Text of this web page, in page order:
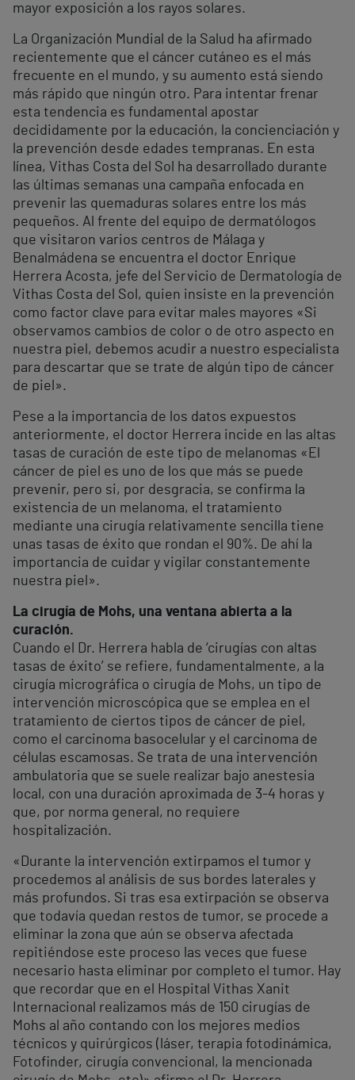
mayor exposición a los rayos solares.
La Organización Mundial de la Salud ha afirmado
recientemente que el cáncer cutáneo es el más
frecuente en el mundo, y su aumento está siendo
más rápido que ningún otro. Para intentar frenar
esta tendencia es fundamental apostar
decididamente por la educación, la concienciación y
la prevención desde edades tempranas. En esta
línea, Vithas Costa del Sol ha desarrollado durante
las últimas semanas una campaña enfocada en
prevenir las quemaduras solares entre los más
pequeños. Al frente del equipo de dermatólogos
que visitaron varios centros de Málaga y
Benalmádena se encuentra el doctor Enrique
Herrera Acosta, jefe del Servicio de Dermatología de
Vithas Costa del Sol, quien insiste en la prevención
como factor clave para evitar males mayores «Si
observamos cambios de color o de otro aspecto en
nuestra piel, debemos acudir a nuestro especialista
para descartar que se trate de algún tipo de cáncer
de piel».
Pese a la importancia de los datos expuestos
anteriormente, el doctor Herrera incide en las altas
tasas de curación de este tipo de melanomas «El
cáncer de piel es uno de los que más se puede
prevenir, pero si, por desgracia, se confirma la
existencia de un melanoma, el tratamiento
mediante una cirugía relativamente sencilla tiene
unas tasas de éxito que rondan el 90%. De ahí la
importancia de cuidar y vigilar constantemente
nuestra piel».
La cirugía de Mohs, una ventana abierta a la
curación.
Cuando el Dr. Herrera habla de ‘cirugías con altas
tasas de éxito’ se refiere, fundamentalmente, a la
cirugía micrográfica o cirugía de Mohs, un tipo de
intervención microscópica que se emplea en el
tratamiento de ciertos tipos de cáncer de piel,
como el carcinoma basocelular y el carcinoma de
células escamosas. Se trata de una intervención
ambulatoria que se suele realizar bajo anestesia
local, con una duración aproximada de 3-4 horas y
que, por norma general, no requiere
hospitalización.
«Durante la intervención extirpamos el tumor y
procedemos al análisis de sus bordes laterales y
más profundos. Si tras esa extirpación se observa
que todavía quedan restos de tumor, se procede a
eliminar la zona que aún se observa afectada
repitiéndose este proceso las veces que fuese
necesario hasta eliminar por completo el tumor. Hay
que recordar que en el Hospital Vithas Xanit
Internacional realizamos más de 150 cirugías de
Mohs al año contando con los mejores medios
técnicos y quirúrgicos (láser, terapia fotodinámica,
Fotofinder, cirugía convencional, la mencionada